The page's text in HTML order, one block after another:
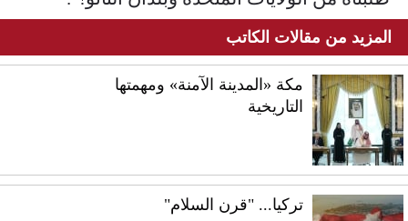
المزيد من مقالات الكاتب
مكة «المدينة الآمنة» ومهمتها
التاريخية
تركيا... "قرن السلام"